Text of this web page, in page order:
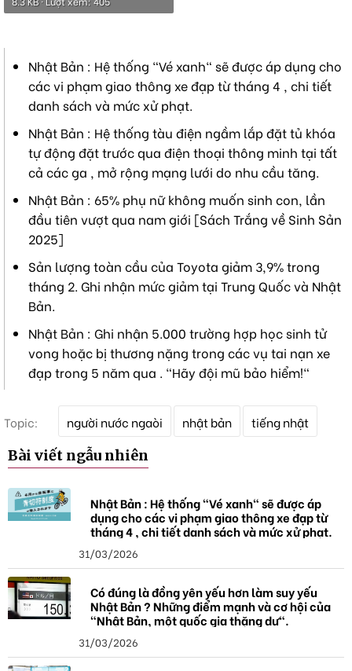
Nhật Bản : Hệ thống "Vé xanh" sẽ được áp dụng cho
các vi phạm giao thông xe đạp từ tháng 4 , chi tiết
danh sách và mức xử phạt.
Nhật Bản : Hệ thống tàu điện ngầm lắp đặt tủ khóa
tự động đặt trước qua điện thoại thông minh tại tất
cả các ga , mở rộng mạng lưới do nhu cầu tăng.
Nhật Bản : 65% phụ nữ không muốn sinh con, lần
đầu tiên vượt qua nam giới [Sách Trắng về Sinh Sản
2025]
Sản lượng toàn cầu của Toyota giảm 3,9% trong
tháng 2. Ghi nhận mức giảm tại Trung Quốc và Nhật
Bản.
Nhật Bản : Ghi nhận 5.000 trường hợp học sinh tử
vong hoặc bị thương nặng trong các vụ tai nạn xe
đạp trong 5 năm qua . "Hãy đội mũ bảo hiểm!"
Topic:
k
h
a
người nước ngaòi nhật bản tiếng nhật
Bài viết ngẫu nhiên
Nhật Bản : Hệ thống "Vé xanh" sẽ được áp
dụng cho các vi phạm giao thông xe đạp từ
tháng 4 , chi tiết danh sách và mức xử phạt.
31/03/2026
Có đúng là đồng yên yếu hơn làm suy yếu
Nhật Bản ? Những điểm mạnh và cơ hội của
"Nhật Bản, một quốc gia thặng dư".
31/03/2026